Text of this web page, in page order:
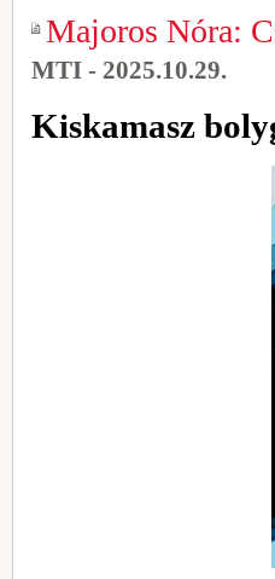
Majoros Nóra:
MTI - 2025.10.29.
Kiskamasz